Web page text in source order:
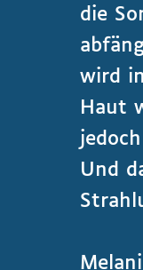
die
wird
Haut
Und